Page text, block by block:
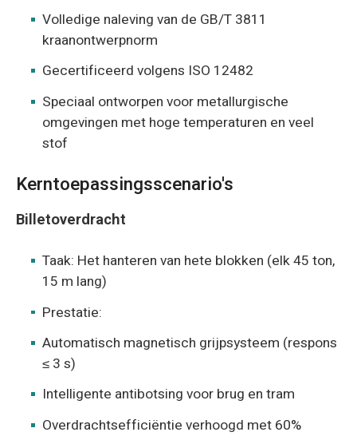
Volledige naleving van de GB/T 3811
kraanontwerpnorm
Gecertificeerd volgens ISO 12482
Speciaal ontworpen voor metallurgische
omgevingen met hoge temperaturen en veel
stof
Kerntoepassingsscenario's
Billetoverdracht
Taak: Het hanteren van hete blokken (elk 45 ton,
15 m lang)
Prestatie:
Automatisch magnetisch grijpsysteem (respons
≤ 3 s)
Intelligente antibotsing voor brug en tram
Overdrachtsefficiëntie verhoogd met 60%